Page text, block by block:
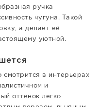
ручка
чугуна. Такой
а делает её
уютной.
смотрится в интерьерах
и
оттенок легко